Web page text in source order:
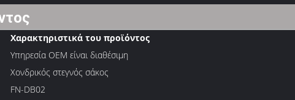
Χαρακτηριστικά του προϊόντος
Υπηρεσία OEM είναι διαθέσιμη
Χονδρικός στεγνός σάκος
FN-DB02